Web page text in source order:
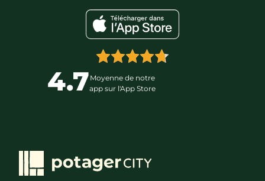
4.7 Moyenne de notre
app sur l'App Store